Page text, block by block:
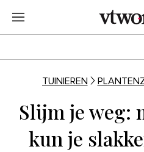
TUINIEREN
Slijm je weg:
kun je